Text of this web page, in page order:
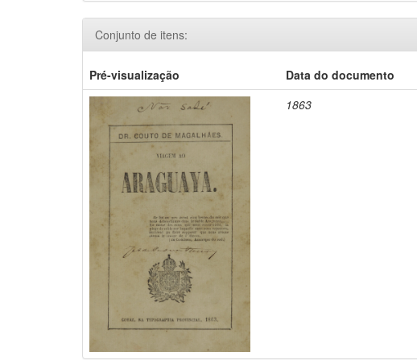
Conjunto de itens:
Pré-visualização Data do documento
1863